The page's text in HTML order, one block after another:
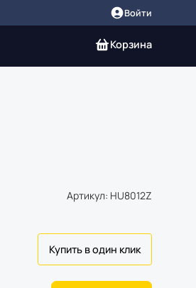
Войти
Корзина
Артикул: HU8012Z